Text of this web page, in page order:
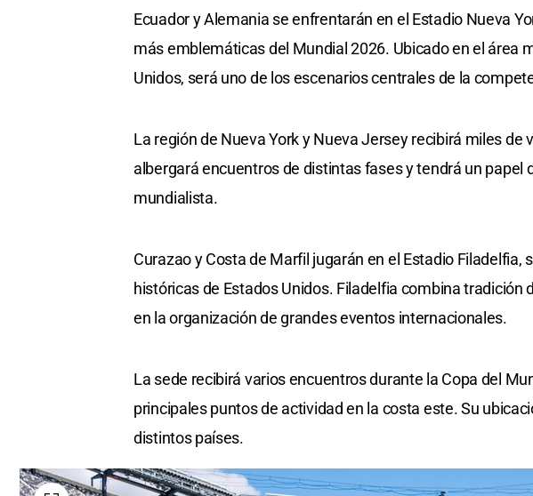
Ecuador y Alemania se enfrentarán en el Estadio Nueva
más emblemáticas del Mundial 2026. Ubicado en el área
Unidos, será uno de los escenarios centrales de la
La región de Nueva York y Nueva Jersey recibirá miles
albergará encuentros de distintas fases y tendrá un papel
mundialista.
Curazao y Costa de Marfil jugarán en el Estadio Filadelfia,
históricas de Estados Unidos. Filadelfia combina tradición
en la organización de grandes eventos internacionales.
La sede recibirá varios encuentros durante la Copa del
principales puntos de actividad en la costa este. Su
distintos países.